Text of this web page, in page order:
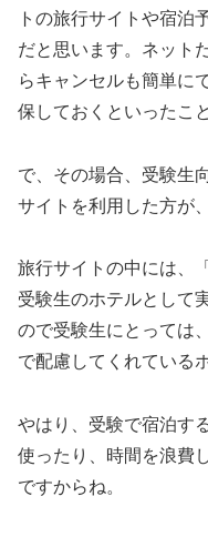
トの旅行サイトや宿泊
だと思います。ネット
らキャンセルも簡単に
保しておくといったこ
で、その場合、受験生
サイトを利用した方が
旅行サイトの中には、
受験生のホテルとして
ので受験生にとっては
で配慮してくれている
やはり、受験で宿泊す
使ったり、時間を浪費
ですからね。